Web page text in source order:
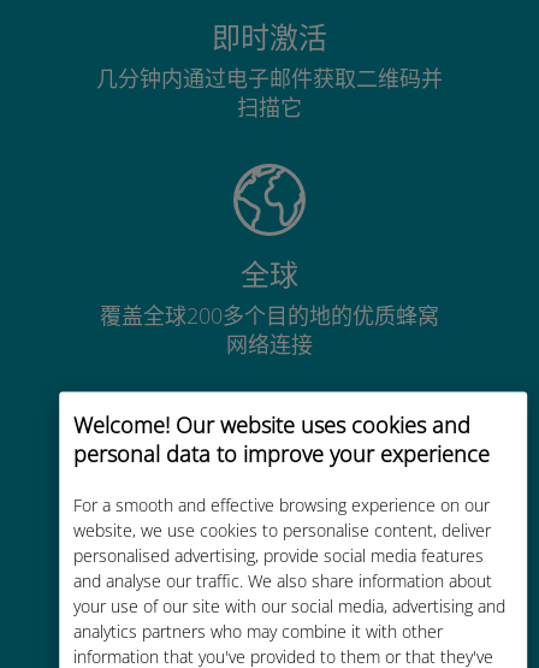
Welcome! Our website uses cookies and
personal data to improve your experience
For a smooth and effective browsing experience on our
website, we use cookies to personalise content, deliver
personalised advertising, provide social media features
and analyse our traffic. We also share information about
your use of our site with our social media, advertising and
analytics partners who may combine it with other
information that you've provided to them or that they've
即时激活
几分钟内通过电子邮件获取二维码并
扫描它
全球
覆盖全球200多个目的地的优质蜂窝
网络连接
经济实惠
比现有运营商的漫游费便宜高达90%